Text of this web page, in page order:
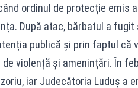
ordinul de protecție emis
După atac, bărbatul a
publică și prin faptul
de violență și amenințări. În
iar Judecătoria Luduș a